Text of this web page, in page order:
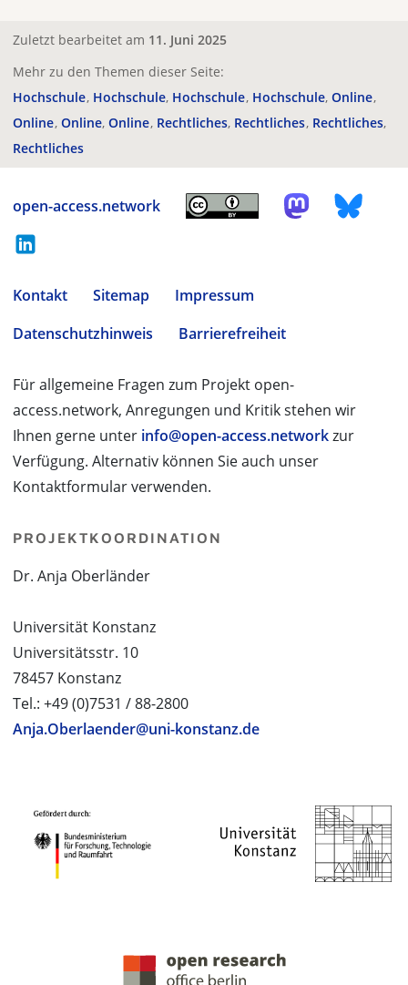
Zuletzt bearbeitet am 11. Juni 2025
Mehr zu den Themen dieser Seite:
Hochschule Hochschule Hochschule Hochschule Online
Online Online Online Rechtliches Rechtliches Rechtliches
Rechtliches
open-access.network
Kontakt Sitemap
Impressum
Datenschutzhinweis
Barrierefreiheit
Für allgemeine Fragen zum Projekt open-
access.network, Anregungen und Kritik stehen wir
Ihnen gerne unter info@open-access.networkzur
Verfügung. Alternativ können Sie auch unser
Kontaktformular verwenden.
PROJEKTKOORDINATION
Dr. Anja Oberländer
Universität Konstanz
Universitätsstr. 10
78457 Konstanz
Tel.: +49 (0)7531 / 88-2800
Anja.Oberlaender@uni-konstanz.de